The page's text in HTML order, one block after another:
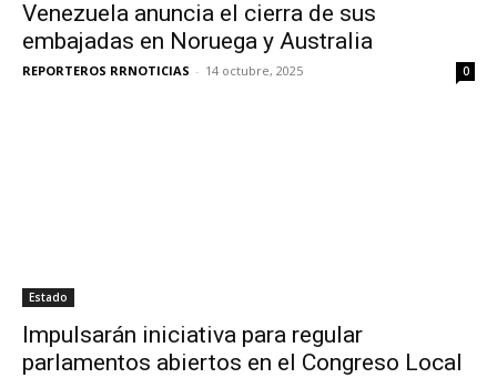
Venezuela anuncia el cierra de sus
embajadas en Noruega y Australia
REPORTEROS RRNOTICIAS - 14 octubre, 2025 0
Estado
Impulsarán iniciativa para regular
parlamentos abiertos en el Congreso Local